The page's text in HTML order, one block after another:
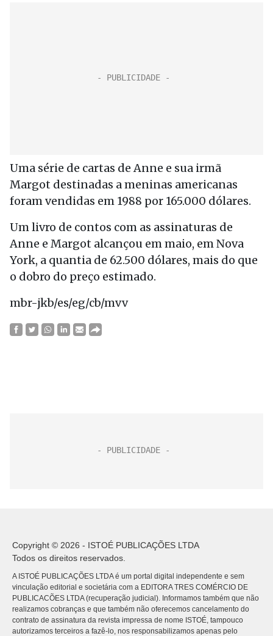
Uma série de cartas de Anne e sua irmã
Margot destinadas a meninas americanas
foram vendidas em 1988 por 165.000 dólares.
Um livro de contos com as assinaturas de
Anne e Margot alcançou em maio, em Nova
York, a quantia de 62.500 dólares, mais do que
o dobro do preço estimado.
mbr-jkb/es/eg/cb/mvv
Copyright © 2026 - ISTOÉ PUBLICAÇÕES LTDA
Todos os direitos reservados.
A ISTOÉ PUBLICAÇÕES LTDA é um portal digital independente e sem
vinculação editorial e societária com a EDITORA TRES COMÉRCIO DE
PUBLICACÕES LTDA (recuperação judicial). Informamos também que não
realizamos cobranças e que também não oferecemos cancelamento do
contrato de assinatura da revista impressa de nome ISTOÉ, tampouco
autorizamos terceiros a fazê-lo, nos responsabilizamos apenas pelo